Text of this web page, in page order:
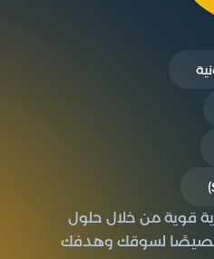
قوية من خلال حلول
خصيصًا لسوقك وهدفك